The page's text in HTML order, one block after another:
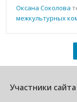
Оксана Соколова
межкультурных
Участники сайта